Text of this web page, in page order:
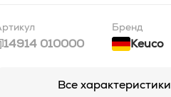
14914 010000
Бренд
Keuco
Все характеристики